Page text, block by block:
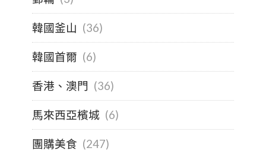
韓國釜山 (36)
韓國首爾 (6)
香港、澳門 (36)
馬來西亞檳城 (6)
團購美食 (247)